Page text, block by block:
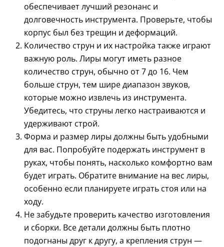
обеспечивает лучший резонанс и
долговечность инструмента. Проверьте, чтобы
корпус был без трещин и деформаций.
Количество струн и их настройка также играют
важную роль. Лиры могут иметь разное
количество струн, обычно от 7 до 16. Чем
больше струн, тем шире диапазон звуков,
которые можно извлечь из инструмента.
Убедитесь, что струны легко настраиваются и
удерживают строй.
Форма и размер лиры должны быть удобными
для вас. Попробуйте подержать инструмент в
руках, чтобы понять, насколько комфортно вам
будет играть. Обратите внимание на вес лиры,
особенно если планируете играть стоя или на
ходу.
Не забудьте проверить качество изготовления
и сборки. Все детали должны быть плотно
подогнаны друг к другу, а крепления струн —